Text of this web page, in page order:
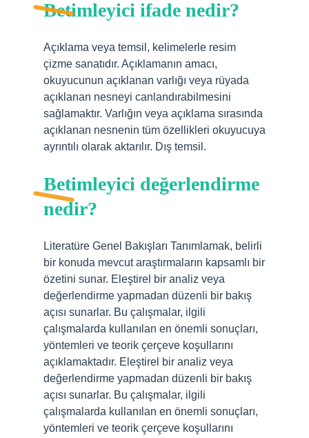
Betimleyici ifade nedir?
Açıklama veya temsil, kelimelerle resim
çizme sanatıdır. Açıklamanın amacı,
okuyucunun açıklanan varlığı veya rüyada
açıklanan nesneyi canlandırabilmesini
sağlamaktır. Varlığın veya açıklama sırasında
açıklanan nesnenin tüm özellikleri okuyucuya
ayrıntılı olarak aktarılır. Dış temsil.
Betimleyici değerlendirme
nedir?
Literatüre Genel Bakışları Tanımlamak, belirli
bir konuda mevcut araştırmaların kapsamlı bir
özetini sunar. Eleştirel bir analiz veya
değerlendirme yapmadan düzenli bir bakış
açısı sunarlar. Bu çalışmalar, ilgili
çalışmalarda kullanılan en önemli sonuçları,
yöntemleri ve teorik çerçeve koşullarını
açıklamaktadır. Eleştirel bir analiz veya
değerlendirme yapmadan düzenli bir bakış
açısı sunarlar. Bu çalışmalar, ilgili
çalışmalarda kullanılan en önemli sonuçları,
yöntemleri ve teorik çerçeve koşullarını